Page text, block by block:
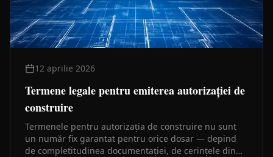
12 aprilie 2026
Termene legale pentru emiterea autorizației de
construire
Termenele pentru autorizația de construire nu sunt
un număr fix garantat pentru orice dosar — depind
de completitudinea documentației, de cerințele din